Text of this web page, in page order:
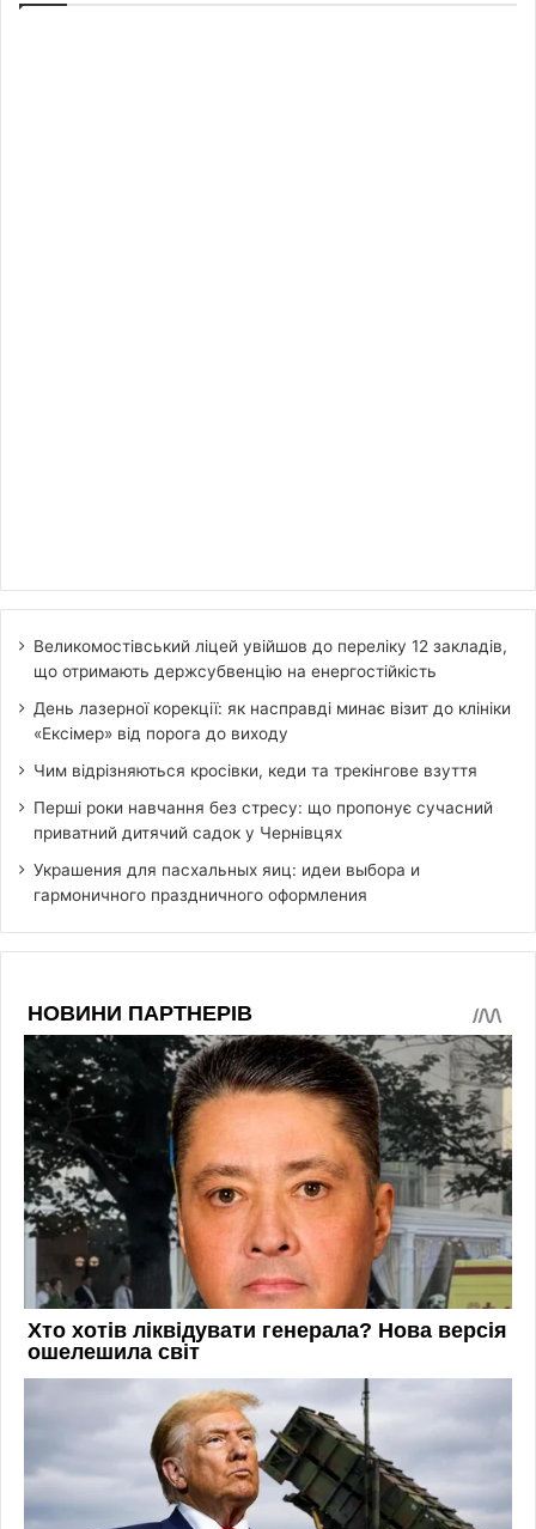
Великомостівський ліцей увійшов до переліку 12 закладів,
що отримають держсубвенцію на енергостійкість
День лазерної корекції: як насправді минає візит до клініки
«Ексімер» від порога до виходу
Чим відрізняються кросівки, кеди та трекінгове взуття
Перші роки навчання без стресу: що пропонує сучасний
приватний дитячий садок у Чернівцях
Украшения для пасхальных яиц: идеи выбора и
гармоничного праздничного оформления